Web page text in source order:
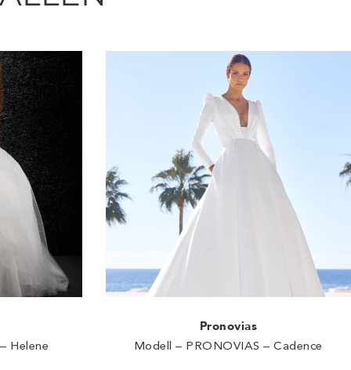
Helene
Pronovias
Modell – PRONOVIAS – Cadence